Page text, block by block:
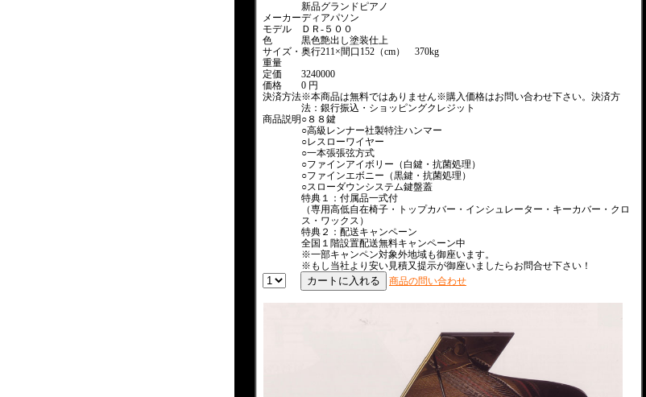
新品グランドピアノ
メーカーディアパソン
モデル
ＤＲ-５００
色
黒色艶出し塗装仕上
サイズ・
重量
奥行211×間口152（cm） 370kg
定価
3240000
価格
0 円
決済方法※本商品は無料ではありません※購入価格はお問い合わせ下さい。決済方
法：銀行振込・ショッピングクレジット
商品説明 ○８８鍵
○高級レンナー社製特注ハンマー
○レスローワイヤー
○一本張張弦方式
○ファインアイボリー（白鍵・抗菌処理）
○ファインエボニー（黒鍵・抗菌処理）
○スローダウンシステム鍵盤蓋
特典１：付属品一式付
（専用高低自在椅子・トップカバー・インシュレーター・キーカバー・クロ
ス・ワックス）
特典２：配送キャンペーン
全国１階設置配送無料キャンペーン中
※一部キャンペン対象外地域も御座います。
※もし当社より安い見積又提示が御座いましたらお問合せ下さい！
商品の問い合わせ